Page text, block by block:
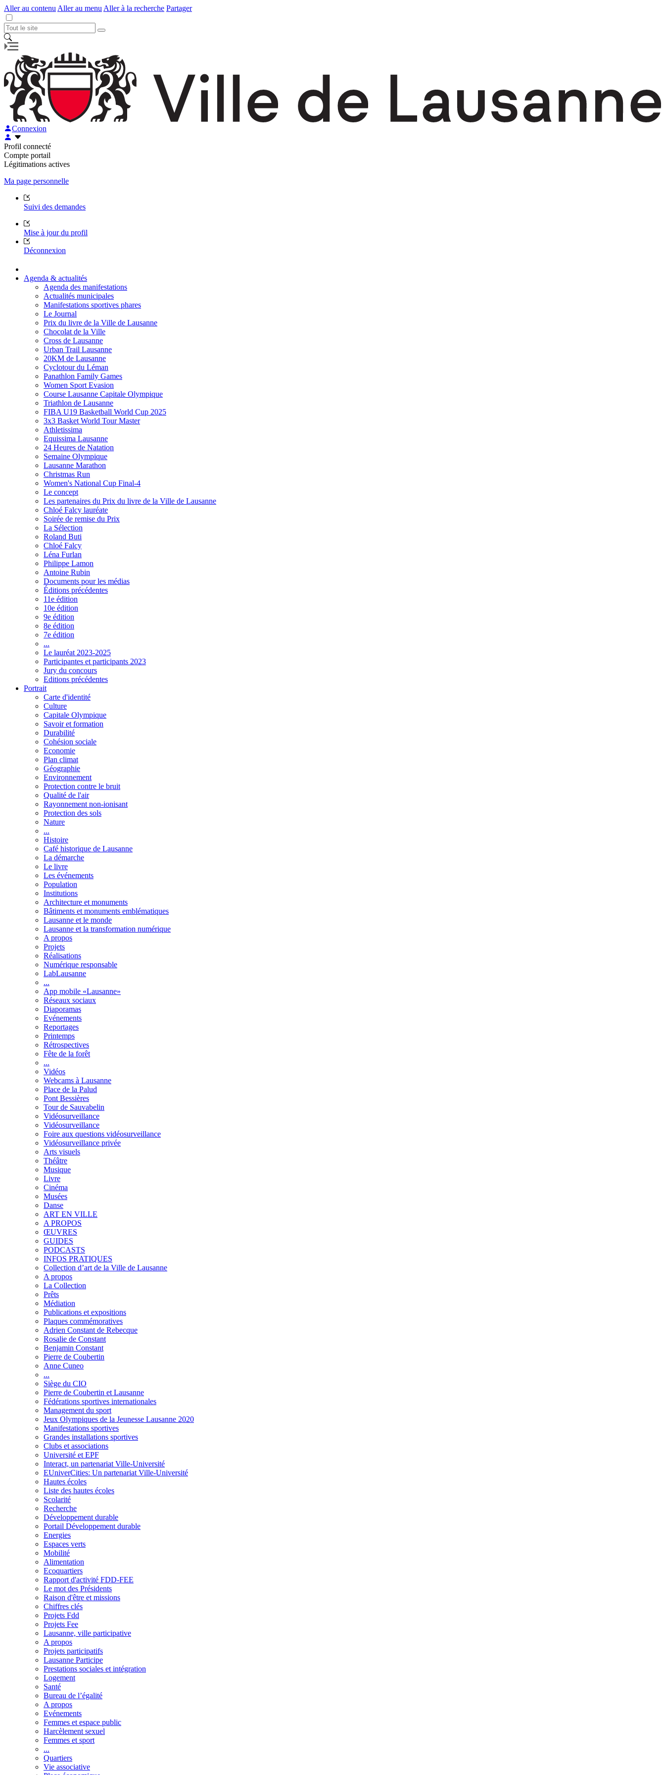
Aller au contenu Aller au menu Aller à la recherche Partager
Connexion
Profil connecté
Compte portail
Légitimations actives
Ma page personnelle
Suivi des demandes
Mise à jour du profil
Déconnexion
Agenda & actualités
Agenda des manifestations
Actualités municipales
Manifestations sportives phares
Le Journal
Prix du livre de la Ville de Lausanne
Chocolat de la Ville
Cross de Lausanne
Urban Trail Lausanne
20KM de Lausanne
Cyclotour du Léman
Panathlon Family Games
Women Sport Evasion
Course Lausanne Capitale Olympique
Triathlon de Lausanne
FIBA U19 Basketball World Cup 2025
3x3 Basket World Tour Master
Athletissima
Equissima Lausanne
24 Heures de Natation
Semaine Olympique
Lausanne Marathon
Christmas Run
Women's National Cup Final-4
Le concept
Les partenaires du Prix du livre de la Ville de Lausanne
Chloé Falcy lauréate
Soirée de remise du Prix
La Sélection
Roland Buti
Chloé Falcy
Léna Furlan
Philippe Lamon
Antoine Rubin
Documents pour les médias
Éditions précédentes
11e édition
10e édition
9e édition
8e édition
7e édition
...
Le lauréat 2023-2025
Participantes et participants 2023
Jury du concours
Editions précédentes
Portrait
Carte d'identité
Culture
Capitale Olympique
Savoir et formation
Durabilité
Cohésion sociale
Economie
Plan climat
Géographie
Environnement
Protection contre le bruit
Qualité de l'air
Rayonnement non-ionisant
Protection des sols
Nature
...
Histoire
Café historique de Lausanne
La démarche
Le livre
Les événements
Population
Institutions
Architecture et monuments
Bâtiments et monuments emblématiques
Lausanne et le monde
Lausanne et la transformation numérique
A propos
Projets
Réalisations
Numérique responsable
LabLausanne
...
App mobile «Lausanne»
Réseaux sociaux
Diaporamas
Evénements
Reportages
Printemps
Rétrospectives
Fête de la forêt
...
Vidéos
Webcams à Lausanne
Place de la Palud
Pont Bessières
Tour de Sauvabelin
Vidéosurveillance
Vidéosurveillance
Foire aux questions vidéosurveillance
Vidéosurveillance privée
Arts visuels
Théâtre
Musique
Livre
Cinéma
Musées
Danse
ART EN VILLE
A PROPOS
ŒUVRES
GUIDES
PODCASTS
INFOS PRATIQUES
Collection d’art de la Ville de Lausanne
A propos
La Collection
Prêts
Médiation
Publications et expositions
Plaques commémoratives
Adrien Constant de Rebecque
Rosalie de Constant
Benjamin Constant
Pierre de Coubertin
Anne Cuneo
...
Siège du CIO
Pierre de Coubertin et Lausanne
Fédérations sportives internationales
Management du sport
Jeux Olympiques de la Jeunesse Lausanne 2020
Manifestations sportives
Grandes installations sportives
Clubs et associations
Université et EPF
Interact, un partenariat Ville-Université
EUniverCities: Un partenariat Ville-Université
Hautes écoles
Liste des hautes écoles
Scolarité
Recherche
Développement durable
Portail Développement durable
Energies
Espaces verts
Mobilité
Alimentation
Ecoquartiers
Rapport d'activité FDD-FEE
Le mot des Présidents
Raison d'être et missions
Chiffres clés
Projets Fdd
Projets Fee
Lausanne, ville participative
A propos
Projets participatifs
Lausanne Participe
Prestations sociales et intégration
Logement
Santé
Bureau de l’égalité
A propos
Evénements
Femmes et espace public
Harcèlement sexuel
Femmes et sport
...
Quartiers
Vie associative